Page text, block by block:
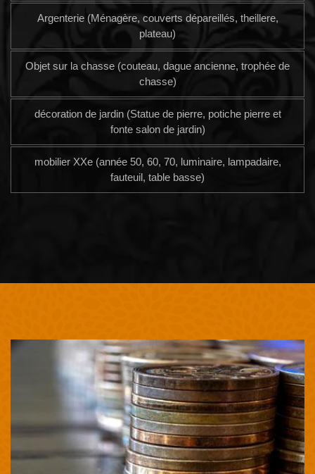
Argenterie (Ménagère, couverts dépareillés, theillere,
plateau)
Objet sur la chasse (couteau, dague ancienne, trophée de
chasse)
décoration de jardin (Statue de pierre, potiche pierre et
fonte salon de jardin)
mobilier XXe (année 50, 60, 70, luminaire, lampadaire,
fauteuil, table basse)